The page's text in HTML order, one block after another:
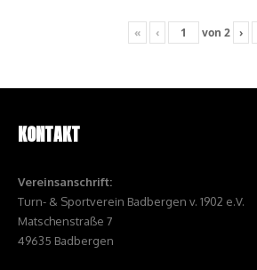
« ‹ von 2 ›
KONTAKT
Vereinsanschrift:
Turn- & Sportverein Badbergen v. 1902 e.V.
Matschenstraße 7
49635 Badbergen